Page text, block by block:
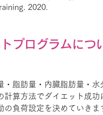
2020.
プログラムにつ
・脂肪量・内臓脂肪量・水
計算方法でダイエット成
負荷設定を決めていきま